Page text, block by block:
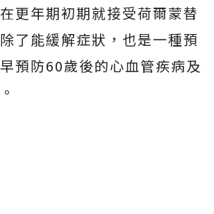
更年期初期就接受荷爾蒙替
了能緩解症狀，也是一種預
預防60歲後的心血管疾病及